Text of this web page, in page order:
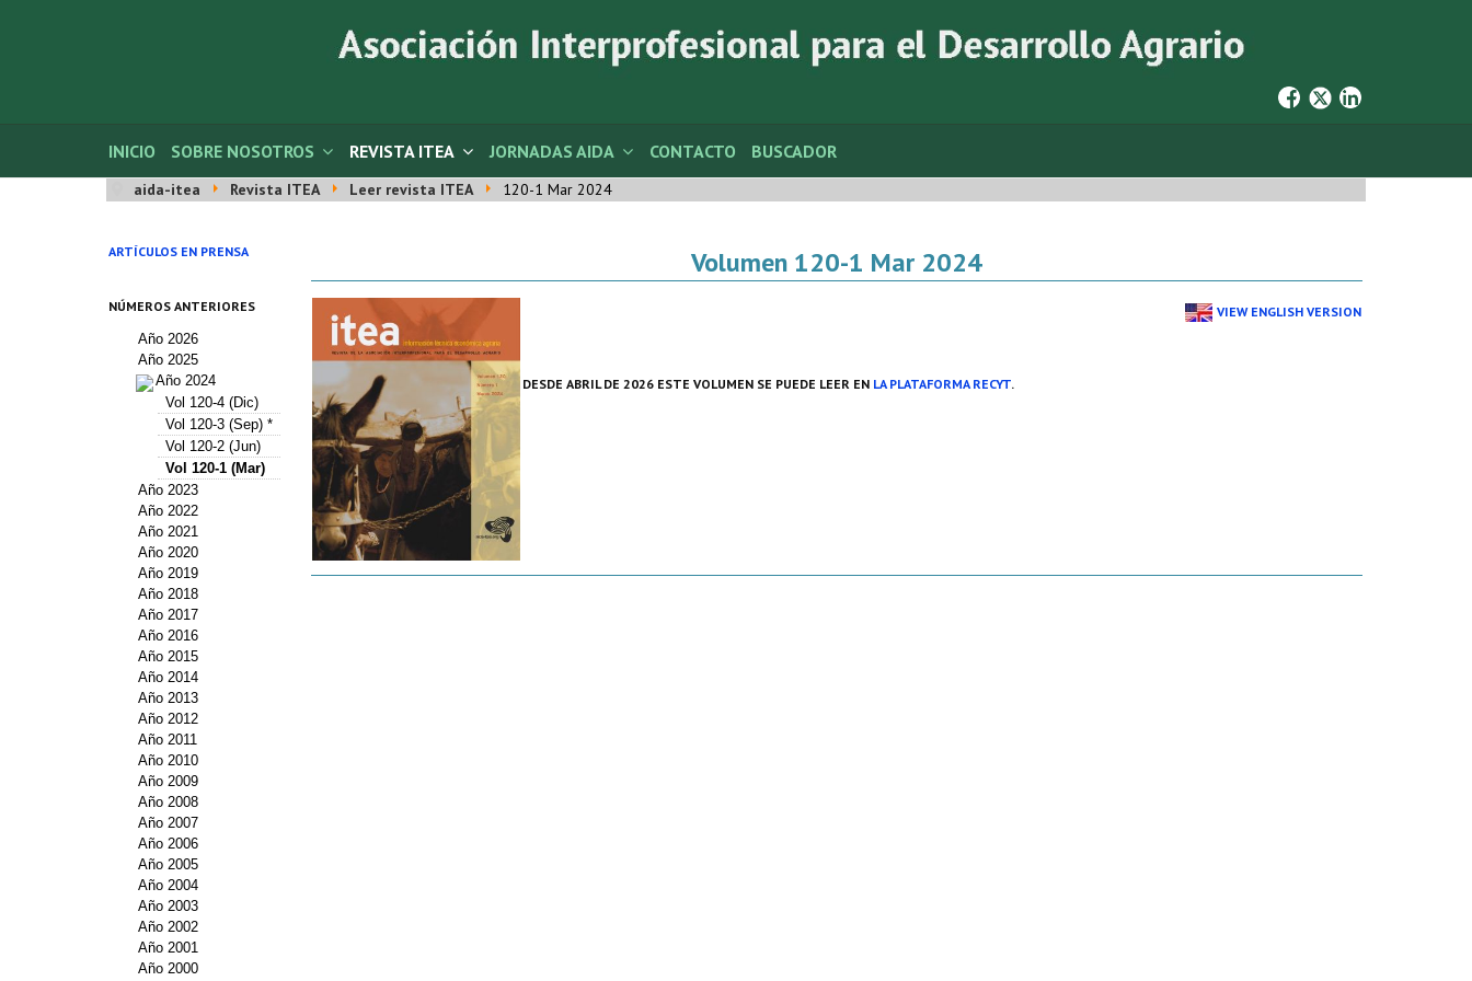
INICIO SOBRE NOSOTROS REVISTA ITEA JORNADAS AIDA CONTACTO BUSCADOR
aida-itea Revista ITEA Leer revista ITEA 120-1 Mar 2024
ARTÍCULOS EN PRENSA
NÚMEROS ANTERIORES
Año 2026
Año 2025
Año 2024
Vol 120-4 (Dic)
Vol 120-3 (Sep) *
Vol 120-2 (Jun)
Vol 120-1 (Mar)
Año 2023
Año 2022
Año 2021
Año 2020
Año 2019
Año 2018
Año 2017
Año 2016
Año 2015
Año 2014
Año 2013
Año 2012
Año 2011
Año 2010
Año 2009
Año 2008
Año 2007
Año 2006
Año 2005
Año 2004
Año 2003
Año 2002
Año 2001
Año 2000
Volumen 120-1 Mar 2024
DESDE ABRIL DE 2026 ESTE VOLUMEN SE PUEDE LEER EN LA PLATAFORMA RECYT.
VIEW ENGLISH VERSION